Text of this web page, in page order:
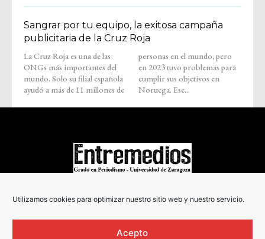
Utilizamos cookies para optimizar nuestro sitio web y nuestro servicio.
Acepto
Sangrar por tu equipo, la exitosa campaña
publicitaria de la Cruz Roja
La Cruz Roja es una de las
ONGs más importantes del
mundo. Solo su filial española
ayudó a más de 11 millones de
personas en el mundo, pero
en 2023 tuvo problemas para
cumplir sus objetivos en
Noruega. Ese...